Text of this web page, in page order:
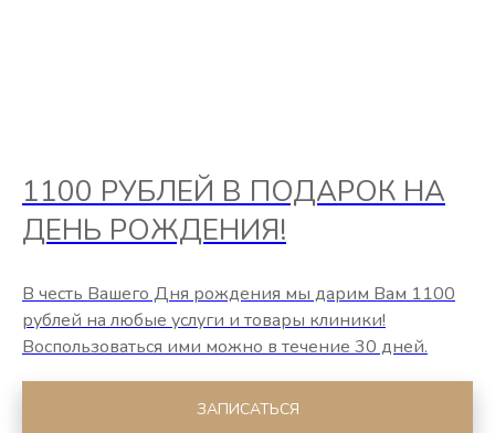
1100 РУБЛЕЙ В ПОДАРОК НА
ДЕНЬ РОЖДЕНИЯ!
В честь Вашего Дня рождения мы дарим Вам 1100
рублей на любые услуги и товары клиники!
Воспользоваться ими можно в течение 30 дней.
ЗАПИСАТЬСЯ